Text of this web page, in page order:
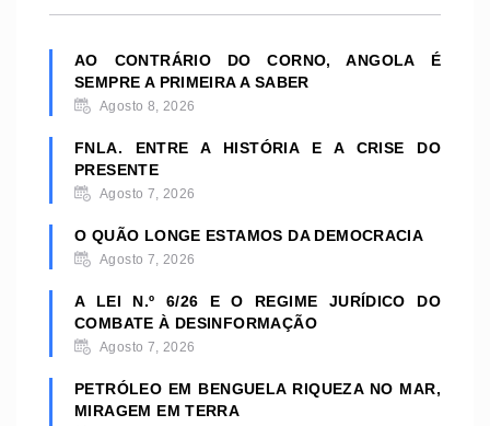
AO CONTRÁRIO DO CORNO, ANGOLA É
SEMPRE A PRIMEIRA A SABER
Agosto 8, 2026
FNLA. ENTRE A HISTÓRIA E A CRISE DO
PRESENTE
Agosto 7, 2026
O QUÃO LONGE ESTAMOS DA DEMOCRACIA
Agosto 7, 2026
A LEI N.º 6/26 E O REGIME JURÍDICO DO
COMBATE À DESINFORMAÇÃO
Agosto 7, 2026
PETRÓLEO EM BENGUELA RIQUEZA NO MAR,
MIRAGEM EM TERRA